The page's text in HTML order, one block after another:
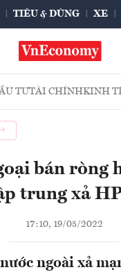
TIÊU & DÙNG XE
TƯTÀI CHÍNHKINH
bán ròng
trung xả
17:10, 19/05/2022
ngoài xả